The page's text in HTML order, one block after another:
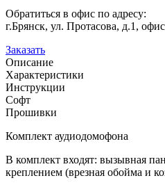
Обратиться в офис по адресу:
г.Брянск, ул. Протасова, д.1,
Заказать
Описание
Характеристики
Инструкции
Софт
Прошивки
Комплект аудиодомофона
В комплект входят: вызывная
креплением (врезная обойма и